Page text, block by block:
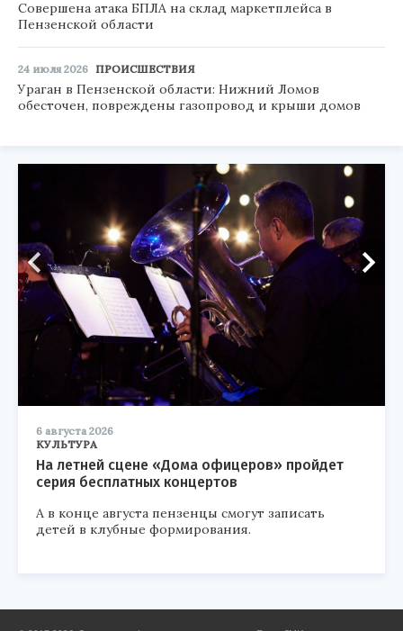
Совершена атака БПЛА на склад маркетплейса в
Пензенской области
24 июля 2026 ПРОИСШЕСТВИЯ
Ураган в Пензенской области: Нижний Ломов
обесточен, повреждены газопровод и крыши домов
6 августа 2026
КУЛЬТУРА
На летней сцене «Дома офицеров» пройдет
серия бесплатных концертов
А в конце августа пензенцы смогут записать
детей в клубные формирования.